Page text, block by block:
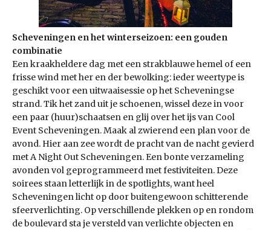
Scheveningen en het winterseizoen: een gouden
combinatie
Een kraakheldere dag met een strakblauwe hemel of een
frisse wind met her en der bewolking: ieder weertype is
geschikt voor een uitwaaisessie op het Scheveningse
strand. Tik het zand uit je schoenen, wissel deze in voor
een paar (huur)schaatsen en glij over het ijs van Cool
Event Scheveningen. Maak al zwierend een plan voor de
avond. Hier aan zee wordt de pracht van de nacht gevierd
met A Night Out Scheveningen. Een bonte verzameling
avonden vol geprogrammeerd met festiviteiten. Deze
soirees staan letterlijk in de spotlights, want heel
Scheveningen licht op door buitengewoon schitterende
sfeerverlichting. Op verschil­lende plekken op en rondom
de boulevard sta je versteld van verlichte objecten en